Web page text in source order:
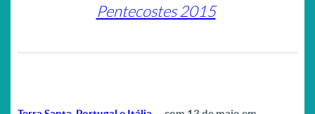
Pentecostes 2015